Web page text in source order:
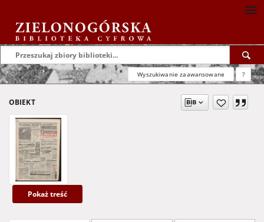
Wyszukiwanie zaawansowane ?
OBIEKT
Pokaż treść